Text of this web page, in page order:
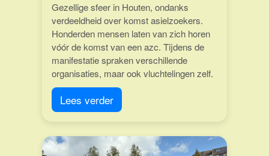
Gezellige sfeer in Houten, ondanks
verdeeldheid over komst asielzoekers.
Honderden mensen laten van zich horen
vóór de komst van een azc. Tijdens de
manifestatie spraken verschillende
organisaties, maar ook vluchtelingen zelf.
Lees verder